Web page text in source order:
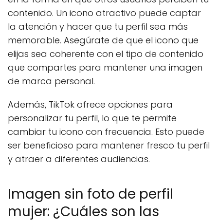
contenido. Un icono atractivo puede captar
la atención y hacer que tu perfil sea más
memorable. Asegúrate de que el icono que
elijas sea coherente con el tipo de contenido
que compartes para mantener una imagen
de marca personal.
Además, TikTok ofrece opciones para
personalizar tu perfil, lo que te permite
cambiar tu icono con frecuencia. Esto puede
ser beneficioso para mantener fresco tu perfil
y atraer a diferentes audiencias.
Imagen sin foto de perfil
mujer: ¿Cuáles son las